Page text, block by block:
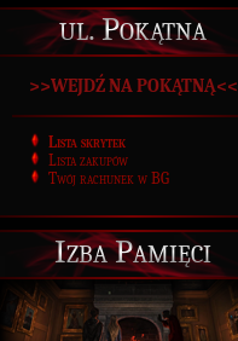
ul. Pokątna
>>WEJDŹ NA POKĄTNĄ<<
Lista skrytek
Lista zakupów
Twój rachunek w BG
Izba Pamięci